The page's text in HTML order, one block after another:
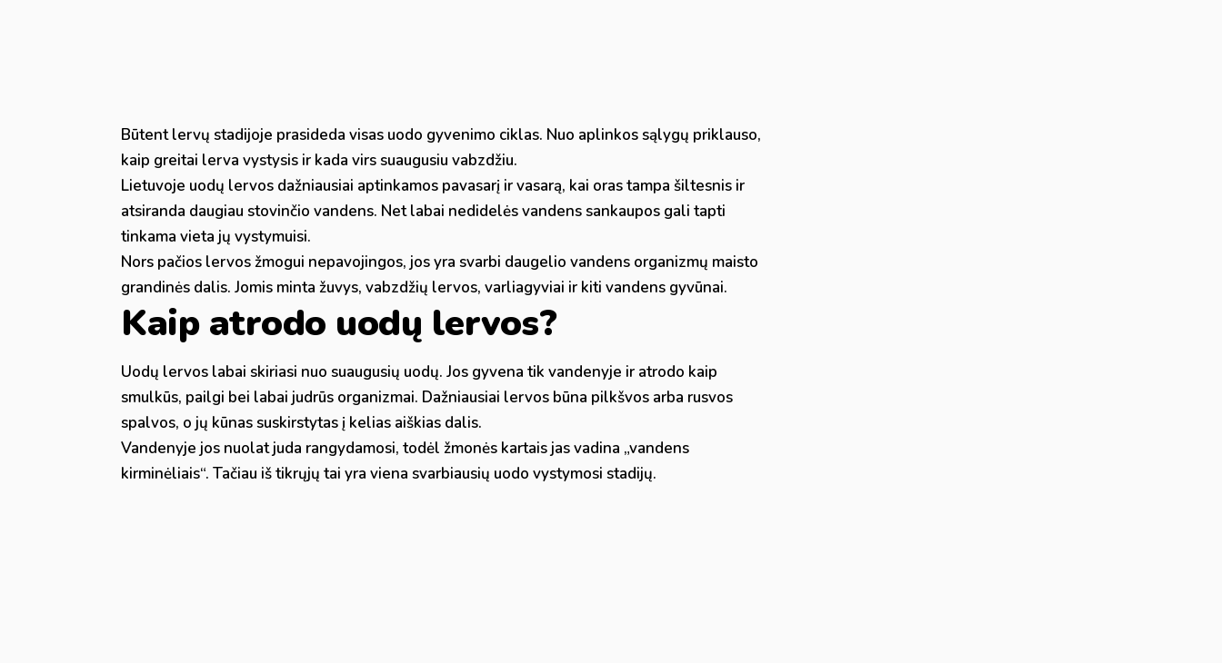
Būtent lervų stadijoje prasideda visas uodo gyvenimo ciklas. Nuo aplinkos sąlygų priklauso,
kaip greitai lerva vystysis ir kada virs suaugusiu vabzdžiu.
Lietuvoje uodų lervos dažniausiai aptinkamos pavasarį ir vasarą, kai oras tampa šiltesnis ir
atsiranda daugiau stovinčio vandens. Net labai nedidelės vandens sankaupos gali tapti
tinkama vieta jų vystymuisi.
Nors pačios lervos žmogui nepavojingos, jos yra svarbi daugelio vandens organizmų maisto
grandinės dalis. Jomis minta žuvys, vabzdžių lervos, varliagyviai ir kiti vandens gyvūnai.
Kaip atrodo uodų lervos?
Uodų lervos labai skiriasi nuo suaugusių uodų. Jos gyvena tik vandenyje ir atrodo kaip
smulkūs, pailgi bei labai judrūs organizmai. Dažniausiai lervos būna pilkšvos arba rusvos
spalvos, o jų kūnas suskirstytas į kelias aiškias dalis.
Vandenyje jos nuolat juda rangydamosi, todėl žmonės kartais jas vadina „vandens
kirminėliais“. Tačiau iš tikrųjų tai yra viena svarbiausių uodo vystymosi stadijų.